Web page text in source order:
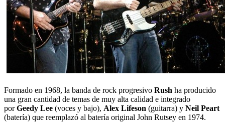
Formado en 1968, la banda de rock progresivo Rush ha producido
una gran cantidad de temas de muy alta calidad e integrado
porGeedy Lee (voces y bajo), Alex Lifeson (guitarra) y Neil Peart
(batería) que reemplazó al batería original John Rutsey en 1974.